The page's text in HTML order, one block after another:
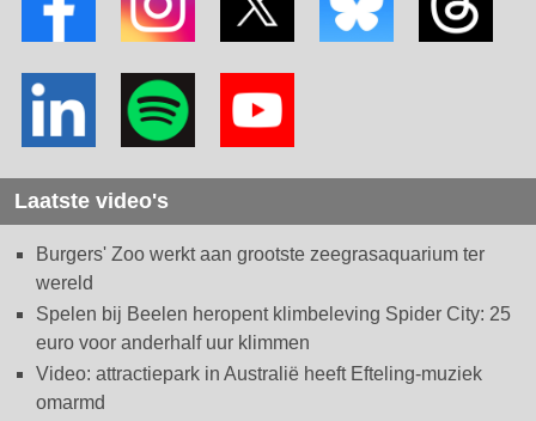
Laatste video's
Burgers' Zoo werkt aan grootste zeegrasaquarium ter
wereld
Spelen bij Beelen heropent klimbeleving Spider City: 25
euro voor anderhalf uur klimmen
Video: attractiepark in Australië heeft Efteling-muziek
omarmd